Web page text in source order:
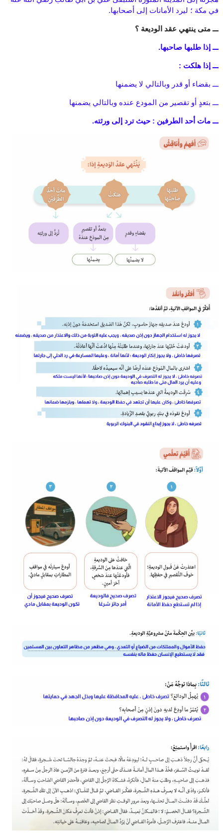
في مكة ؛ ليرد الأمانات إلى أصحابها.
ـــ متى ينتهي عقد الوديعة ؟
ـــ إذا طلبها صاحبها.
ـــ إذا هلكت :
ـــ بقضاء أو قدر وبالتالي لا يضمنها
ـــ بتعدٍ أو تقصير من المودع عنده وبالتالي يضمنها
ـــ مات أحد الطرفين : حيث ترد إلى ورثته.